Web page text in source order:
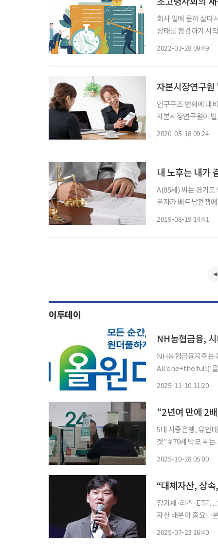
회사 일에 묻혀 살다
상태를 점검하기 시
2022-03-28 09:49
자본시장연구
인구구조 변화에 대
자본시장연구원이
2020-05-18 09:24
내 노후는 내가
A(85세) 씨는 경기도
우자가 베트남전쟁
2019-08-19 14:41
이투데이
NH농협금융,
NH농협금융지주는
All one+the full)’을 공식 출범했다
2025-11-10 11:20
5대 시중은행, 유언
것" # 79세 박모 씨는 치매 진단을 받은 뒤 상속 방식을 두고 고민에 빠졌다. 기억력이 흐려지
2025-10-28 05:00
장기채·리츠
자산 배분이 중요…분산투자 강조 “지금은 매수 타이
2025-07-23 16:40